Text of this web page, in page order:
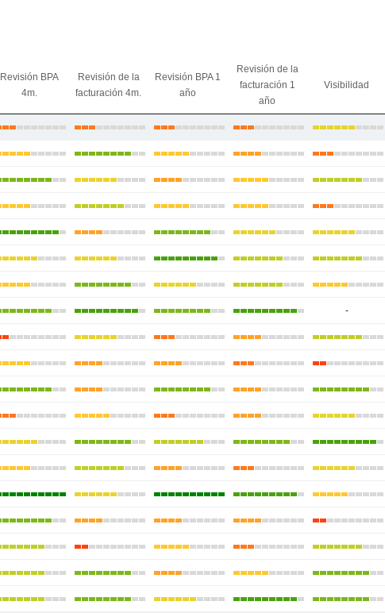
Revisión BPA
4m.
Revisión de la
facturación 4m.
Revisión BPA 1
año
Revisión de la
facturación 1
año
Visibilidad
-